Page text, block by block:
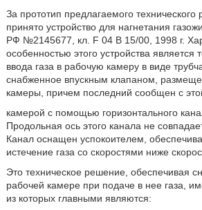
За прототип предлагаемого
принято устройство для нагнетания
РФ №2145677, кл. F 04 B 15/00, 1998 г.
особенностью этого устройства является
ввода газа в рабочую камеру в виде
снабженное впускным клапаном,
камеры, причем последний сообщен с
камерой с помощью горизонтального
Продольная ось этого канала не
Канал оснащен успокоителем,
истечение газа со скоростями ниже
Это техническое решение, обеспечивая
рабочей камере при подаче в нее газа,
из которых главными являются: